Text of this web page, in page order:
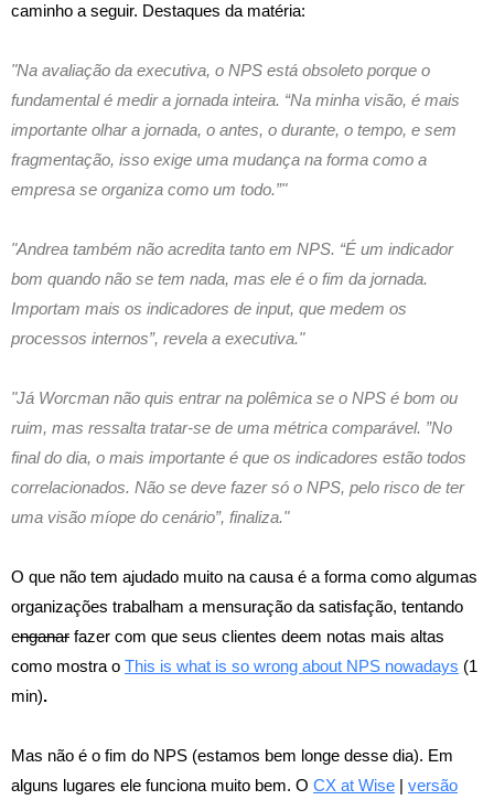
caminho a seguir. Destaques da matéria:
"Na avaliação da executiva, o NPS está obsoleto porque o
fundamental é medir a jornada inteira. “Na minha visão, é mais
importante olhar a jornada, o antes, o durante, o tempo, e sem
fragmentação, isso exige uma mudança na forma como a
empresa se organiza como um todo.”"
"Andrea também não acredita tanto em NPS. “É um indicador
bom quando não se tem nada, mas ele é o fim da jornada.
Importam mais os indicadores de input, que medem os
processos internos”, revela a executiva."
"Já Worcman não quis entrar na polêmica se o NPS é bom ou
ruim, mas ressalta tratar-se de uma métrica comparável. ”No
final do dia, o mais importante é que os indicadores estão todos
correlacionados. Não se deve fazer só o NPS, pelo risco de ter
uma visão míope do cenário”, finaliza."
O que não tem ajudado muito na causa é a forma como algumas
organizações trabalham a mensuração da satisfação, tentando
enganar fazer com que seus clientes deem notas mais altas
como mostra o This is what is so wrong about NPS nowadays (1
min).
Mas não é o fim do NPS (estamos bem longe desse dia). Em
alguns lugares ele funciona muito bem. O CX at Wise | versão